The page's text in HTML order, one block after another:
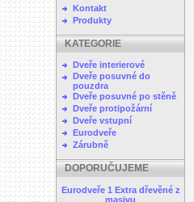
Kontakt
Produkty
KATEGORIE
Dveře interierové
Dveře posuvné do
pouzdra
Dveře posuvné po stěně
Dveře protipožární
Dveře vstupní
Eurodveře
Zárubně
DOPORUČUJEME
Eurodveře 1 Extra dřevěné z
masivu